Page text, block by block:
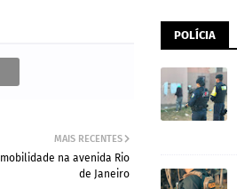
MAIS RECENTES
na avenida Rio
de Janeiro
POLÍCIA